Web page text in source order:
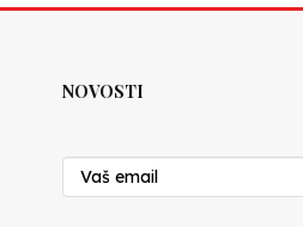
NOVOSTI